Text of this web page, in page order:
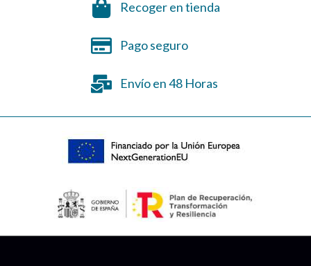
Recoger en tienda
Pago seguro
Envío en 48 Horas